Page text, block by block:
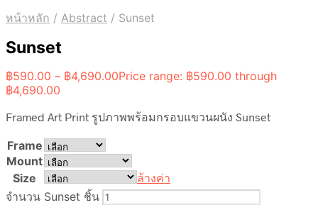
หน้าหลัก / Abstract / Sunset
Sunset
฿590.00 – ฿4,690.00Price range: ฿590.00 through
฿4,690.00
Framed Art Print รูปภาพพร้อมกรอบแขวนผนัง Sunset
Frame
Mount
Size
ล้างค่า
จำนวน Sunset ชิ้น